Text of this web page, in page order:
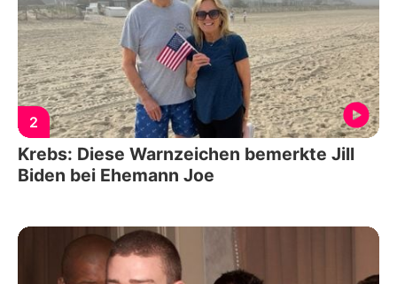
2
Krebs: Diese Warnzeichen bemerkte Jill
Biden bei Ehemann Joe